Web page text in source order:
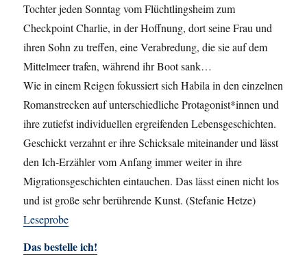
Tochter jeden Sonntag vom Flüchtlingsheim zum
Checkpoint Charlie, in der Hoffnung, dort seine Frau und
ihren Sohn zu treffen, eine Verabredung, die sie auf dem
Mittelmeer trafen, während ihr Boot sank…
Wie in einem Reigen fokussiert sich Habila in den einzelnen
Romanstrecken auf unterschiedliche Protagonist*innen und
ihre zutiefst individuellen ergreifenden Lebensgeschichten.
Geschickt verzahnt er ihre Schicksale miteinander und lässt
den Ich-Erzähler vom Anfang immer weiter in ihre
Migrationsgeschichten eintauchen. Das lässt einen nicht los
und ist große sehr berührende Kunst. (Stefanie Hetze)
Leseprobe
Das bestelle ich!